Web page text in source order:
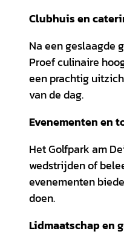
Clubhuis en
Na een geslaagde
Proef culinaire
een prachtig
van de dag.
Evenementen en
Het Golfpark am
wedstrijden of
evenementen
doen.
Lidmaatschap en